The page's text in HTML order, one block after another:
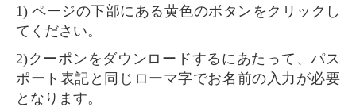
1) ページの下部にある黄色のボタンをクリックし
てください。
2)クーポンをダウンロードするにあたって、パス
ポート表記と同じローマ字でお名前の入力が必要
となります。